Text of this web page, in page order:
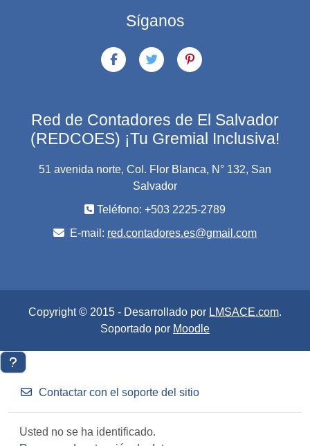
Síganos
Red de Contadores de El Salvador
(REDCOES) ¡Tu Gremial Inclusiva!
51 avenida norte, Col. Flor Blanca, N° 132, San
Salvador
Teléfono: +503 2225-2789
E-mail: red.contadores.es@gmail.com
Copyright © 2015 - Desarrollado por LMSACE.com.
Soportado por Moodle
Contactar con el soporte del sitio
Usted no se ha identificado.